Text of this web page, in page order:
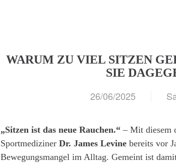
WARUM ZU VIEL SITZEN
SIE
26/06/2025
„Sitzen ist das neue Rauchen.“ – Mit diesem
Sportmediziner Dr. James Levine bereits vor
Bewegungsmangel im Alltag. Gemeint ist